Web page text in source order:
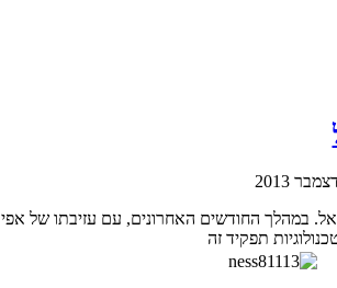
במהלך החודשים האחרונים, עם עזיבתו של אפי
תפקיד זה